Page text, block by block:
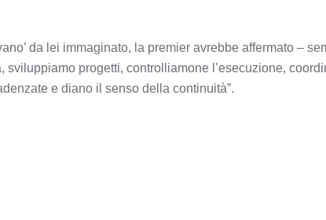
da lei immaginato, la premier avrebbe affermato –
sviluppiamo progetti, controlliamone l’esecuzione,
e diano il senso della continuità”.